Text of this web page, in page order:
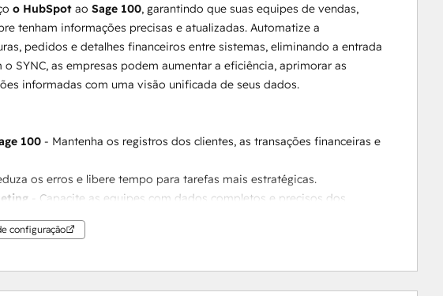
o HubSpot ao Sage 100, garantindo que suas equipes de vendas,
tenham informações precisas e atualizadas. Automatize a
pedidos e detalhes financeiros entre sistemas, eliminando a entrada
SYNC, as empresas podem aumentar a eficiência, aprimorar as
informadas com uma visão unificada de seus dados.
100 - Mantenha os registros dos clientes, as transações financeiras e
os erros e libere tempo para tarefas mais estratégicas.
- Capacite as equipes com dados completos e precisos dos
- Obtenha uma visão abrangente das interações com os clientes e
as operações comerciais garantindo que o HubSpot e o Sage 100
configuração